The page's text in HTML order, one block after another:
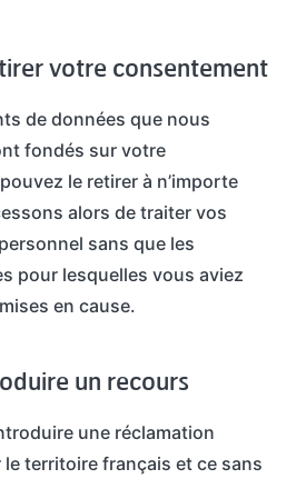
votre consentement
de données que nous
fondés sur votre
le retirer à n’importe
alors de traiter vos
sans que les
pour lesquelles vous aviez
en cause.
un recours
une réclamation
le territoire français et ce sans